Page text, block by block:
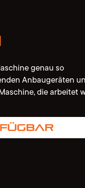
genau so
Anbaugeräten
die arbeitet